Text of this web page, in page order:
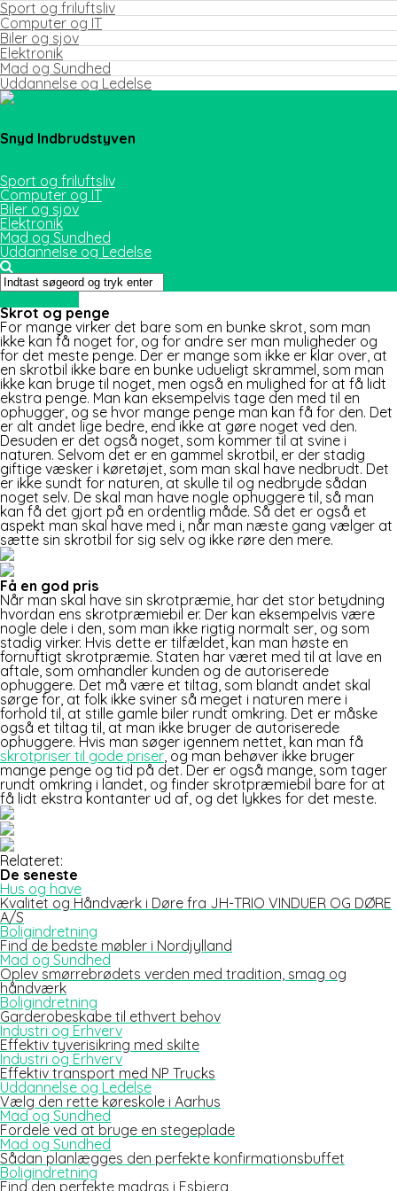
Sport og friluftsliv
Computer og IT
Biler og sjov
Elektronik
Mad og Sundhed
Uddannelse og Ledelse
Snyd Indbrudstyven
Sport og friluftsliv
Computer og IT
Biler og sjov
Elektronik
Mad og Sundhed
Uddannelse og Ledelse
Skrot og penge
For mange virker det bare som en bunke skrot, som man
ikke kan få noget for, og for andre ser man muligheder og
for det meste penge. Der er mange som ikke er klar over, at
en skrotbil ikke bare en bunke udueligt skrammel, som man
ikke kan bruge til noget, men også en mulighed for at få lidt
ekstra penge. Man kan eksempelvis tage den med til en
ophugger, og se hvor mange penge man kan få for den. Det
er alt andet lige bedre, end ikke at gøre noget ved den.
Desuden er det også noget, som kommer til at svine i
naturen. Selvom det er en gammel skrotbil, er der stadig
giftige væsker i køretøjet, som man skal have nedbrudt. Det
er ikke sundt for naturen, at skulle til og nedbryde sådan
noget selv. De skal man have nogle ophuggere til, så man
kan få det gjort på en ordentlig måde. Så det er også et
aspekt man skal have med i, når man næste gang vælger at
sætte sin skrotbil for sig selv og ikke røre den mere.
Få en god pris
Når man skal have sin skrotpræmie, har det stor betydning
hvordan ens skrotpræmiebil er. Der kan eksempelvis være
nogle dele i den, som man ikke rigtig normalt ser, og som
stadig virker. Hvis dette er tilfældet, kan man høste en
fornuftigt skrotpræmie. Staten har været med til at lave en
aftale, som omhandler kunden og de autoriserede
ophuggere. Det må være et tiltag, som blandt andet skal
sørge for, at folk ikke sviner så meget i naturen mere i
forhold til, at stille gamle biler rundt omkring. Det er måske
også et tiltag til, at man ikke bruger de autoriserede
ophuggere. Hvis man søger igennem nettet, kan man få
skrotpriser til gode priser, og man behøver ikke bruger
mange penge og tid på det. Der er også mange, som tager
rundt omkring i landet, og finder skrotpræmiebil bare for at
få lidt ekstra kontanter ud af, og det lykkes for det meste.
Relateret:
De seneste
Hus og have
Kvalitet og Håndværk i Døre fra JH-TRIO VINDUER OG DØRE
A/S
Boligindretning
Find de bedste møbler i Nordjylland
Mad og Sundhed
Oplev smørrebrødets verden med tradition, smag og
håndværk
Boligindretning
Garderobeskabe til ethvert behov
Industri og Erhverv
Effektiv tyverisikring med skilte
Industri og Erhverv
Effektiv transport med NP Trucks
Uddannelse og Ledelse
Vælg den rette køreskole i Aarhus
Mad og Sundhed
Fordele ved at bruge en stegeplade
Mad og Sundhed
Sådan planlægges den perfekte konfirmationsbuffet
Boligindretning
Find den perfekte madras i Esbjerg